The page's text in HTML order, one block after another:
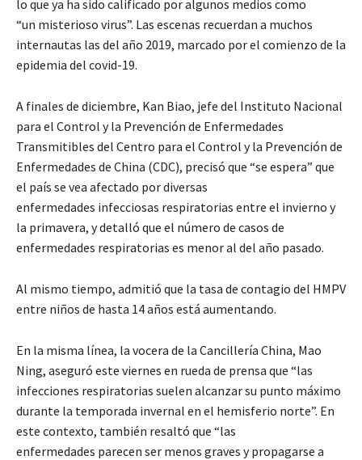
lo que ya ha sido calificado por algunos medios como
“un misterioso virus”. Las escenas recuerdan a muchos
internautas las del año 2019, marcado por el comienzo de la
epidemia del covid-19.
A finales de diciembre, Kan Biao, jefe del Instituto Nacional
para el Control y la Prevención de Enfermedades
Transmitibles del Centro para el Control y la Prevención de
Enfermedades de China (CDC), precisó que “se espera” que
el país se vea afectado por diversas
enfermedades infecciosas respiratorias entre el invierno y
la primavera, y detalló que el número de casos de
enfermedades respiratorias es menor al del año pasado.
Al mismo tiempo, admitió que la tasa de contagio del HMPV
entre niños de hasta 14 años está aumentando.
En la misma línea, la vocera de la Cancillería China, Mao
Ning, aseguró este viernes en rueda de prensa que “las
infecciones respiratorias suelen alcanzar su punto máximo
durante la temporada invernal en el hemisferio norte”. En
este contexto, también resaltó que “las
enfermedades parecen ser menos graves y propagarse a